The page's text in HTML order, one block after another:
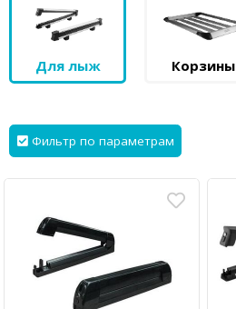
Для лыж Корзины
Фильтр по параметрам